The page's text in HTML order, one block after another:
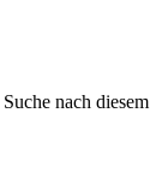
Suche nach diesem